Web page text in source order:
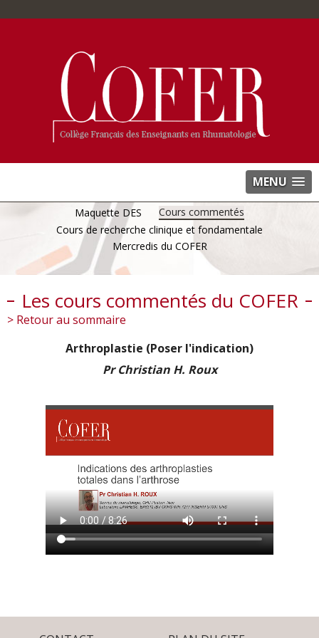
MENU
Maquette DES
Cours commentés
Cours de recherche clinique et fondamentale
Mercredis du COFER
Les cours commentés du COFER
> Retour au sommaire
Arthroplastie (Poser l'indication)
Pr Christian H. Roux